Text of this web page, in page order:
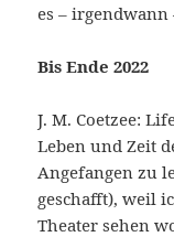
es – irgendwann
Bis Ende 2022
J. M. Coetzee:
Leben und Zeit
Angefangen zu
geschafft), weil
Theater sehen